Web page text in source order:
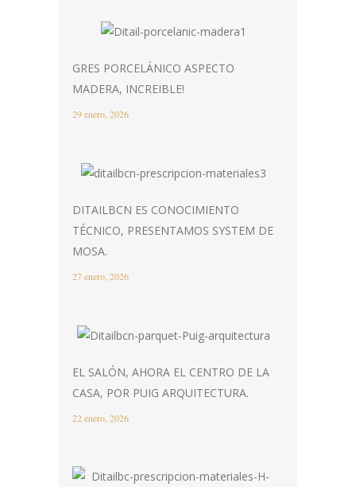
GRES PORCELÁNICO ASPECTO
MADERA, INCREIBLE!
29 enero, 2026
DITAILBCN ES CONOCIMIENTO
TÉCNICO, PRESENTAMOS SYSTEM DE
MOSA.
27 enero, 2026
EL SALÓN, AHORA EL CENTRO DE LA
CASA, POR PUIG ARQUITECTURA.
22 enero, 2026